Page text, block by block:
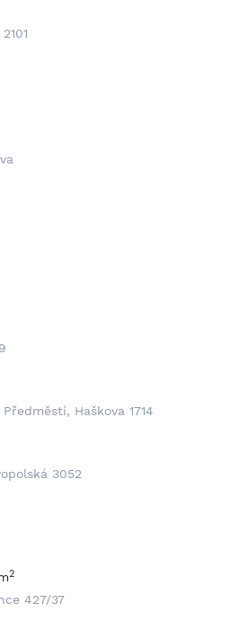
Haškova 1714
3052
2
427/37